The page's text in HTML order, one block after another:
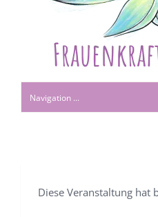
Navigation ...
Diese Veranstaltung hat